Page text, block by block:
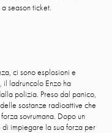
season ticket.
ci sono esplosioni e
il ladruncolo Enzo ha
polizia. Preso dal panico,
sostanze radioattive che
sovrumana. Dopo un
impiegare la sua forza per